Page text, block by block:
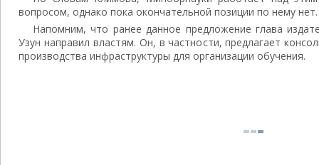
вопросом, однако пока окончательной позиции по нему нет.
Напомним, что ранее данное предложение глава
Узун направил властям. Он, в частности, предлагает
производства инфраструктуры для организации обучения.